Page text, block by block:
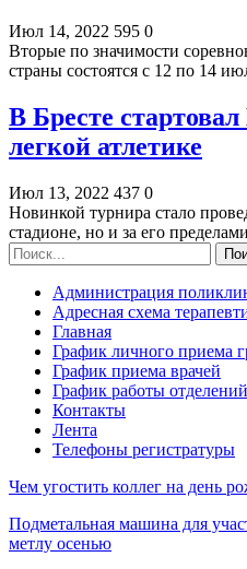
Июл 14, 2022 595 0
Вторые по значимости
страны состоятся с 12 по 14
В Бресте
легкой атлетике
Июл 13, 2022 437 0
Новинкой турнира стало
стадионе, но и за его
Администрация
Адресная схема
Главная
График личного приема
График приема врачей
График работы отделений
Контакты
Лента
Телефоны регистратуры
Чем угостить коллег на день
Подметальная машина для
метлу осенью